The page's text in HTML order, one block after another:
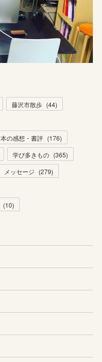
藤沢市散歩 (44)
本の感想・書評 (176)
学び多きもの (365)
メッセージ (279)
(10)